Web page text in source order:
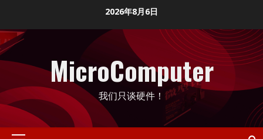
content
2026年8月6日
MicroComputer
我们只谈硬件！